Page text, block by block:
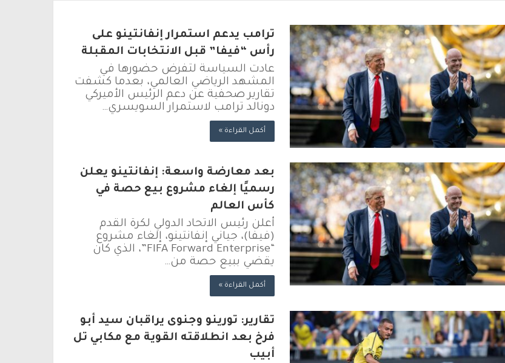
ترامب يدعم استمرار إنفانتينو على
رأس “فيفا” قبل الانتخابات المقبلة
عادت السياسة لتفرض حضورها في
المشهد الرياضي العالمي، بعدما كشفت
تقارير صحفية عن دعم الرئيس الأميركي
دونالد ترامب لاستمرار السويسري…
أكمل القراءة »
بعد معارضة واسعة: إنفانتينو يعلن
رسميًا إلغاء مشروع بيع حصة في
كأس العالم
أعلن رئيس الاتحاد الدولي لكرة القدم
(فيفا)، جياني إنفانتينو، إلغاء مشروع
“FIFA Forward Enterprise”، الذي كان
يقضي ببيع حصة من…
أكمل القراءة »
تقارير: تورينو وجنوى يراقبان سيد أبو
فرخ بعد انطلاقته القوية مع مكابي تل
أبيب